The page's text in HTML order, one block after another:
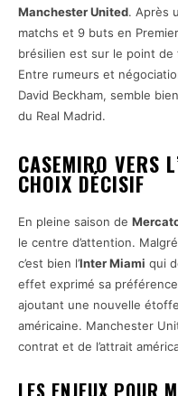
Manchester United. Après
matchs et 9 buts en
brésilien est sur le point de
Entre rumeurs et
David Beckham, semble
du Real Madrid.
CASEMIRO VERS
CHOIX DÉCISIF
En pleine saison de
le centre d’attention.
c’est bien l’Inter Miami qui
effet exprimé sa
ajoutant une nouvelle
américaine. Manchester
contrat et de l’attrait